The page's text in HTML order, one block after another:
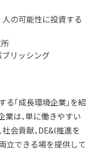
の可能性に投資する
ブリッシング
「成長環境企業」を紹
業は、単に働きやすい
会貢献、DE&I推進を
立できる場を提供して